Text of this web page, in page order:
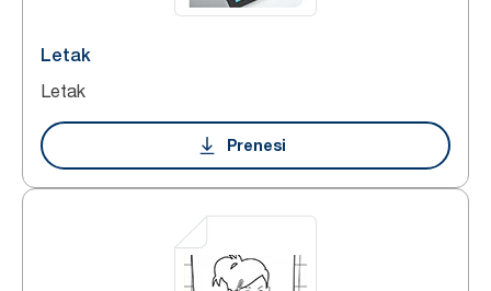
Letak
Letak
Prenesi